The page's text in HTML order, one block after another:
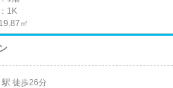
1K
㎡
駅 徒歩26分